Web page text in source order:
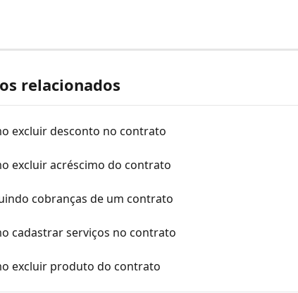
relacionados
excluir desconto no contrato
excluir acréscimo do contrato
cobranças de um contrato
cadastrar serviços no contrato
excluir produto do contrato